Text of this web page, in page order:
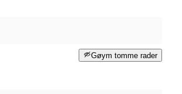
Gøym tomme rader